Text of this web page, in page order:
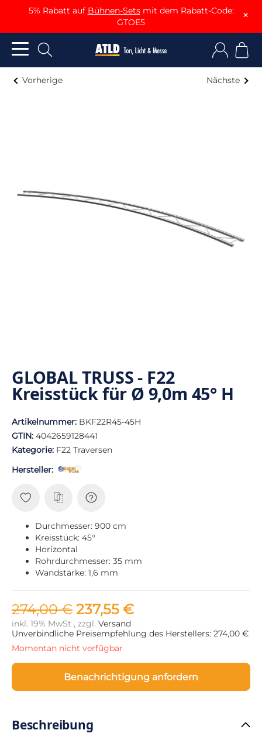
5% Rabatt auf Bühnen-Setsmit dem Rabatt-Code:
GTOE5
×
Vorherige Nächste
GLOBAL TRUSS - F22
Kreisstück für Ø 9,0m 45° H
Artikelnummer: BKF22R45-45H
GTIN: 4042659128441
Kategorie: F22 Traversen
Hersteller:
Durchmesser: 900 cm
Kreisstück: 45°
Horizontal
Rohrdurchmesser: 35 mm
Wandstärke: 1,6 mm
274,00 € 237,55 €
inkl. 19% MwSt , zzgl. Versand
Unverbindliche Preisempfehlung des Herstellers: 274,00 €
Momentan nicht verfügbar
Benachrichtigung anfordern
Beschreibung